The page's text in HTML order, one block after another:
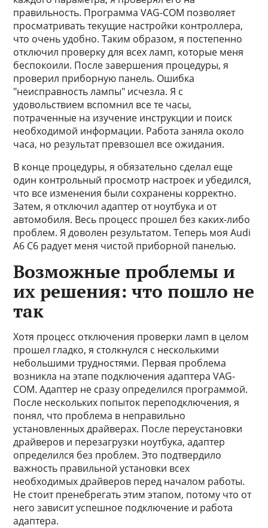
правильность. Программа VAG-COM позволяет
просматривать текущие настройки контроллера,
что очень удобно. Таким образом, я постепенно
отключил проверку для всех ламп, которые меня
беспокоили. После завершения процедуры, я
проверил приборную панель. Ошибка
"неисправность лампы" исчезла. Я с
удовольствием вспомнил все те часы,
потраченные на изучение инструкции и поиск
необходимой информации. Работа заняла около
часа, но результат превзошел все ожидания.
В конце процедуры, я обязательно сделал еще
один контрольный просмотр настроек и убедился,
что все изменения были сохранены корректно.
Затем, я отключил адаптер от ноутбука и от
автомобиля. Весь процесс прошел без каких-либо
проблем. Я доволен результатом. Теперь моя Audi
A6 C6 радует меня чистой приборной панелью.
Возможные проблемы и
их решения: что пошло не
так
Хотя процесс отключения проверки ламп в целом
прошел гладко, я столкнулся с несколькими
небольшими трудностями. Первая проблема
возникла на этапе подключения адаптера VAG-
COM. Адаптер не сразу определился программой.
После нескольких попыток переподключения, я
понял, что проблема в неправильно
установленных драйверах. После переустановки
драйверов и перезагрузки ноутбука, адаптер
определился без проблем. Это подтвердило
важность правильной установки всех
необходимых драйверов перед началом работы.
Не стоит пренебрегать этим этапом, потому что от
него зависит успешное подключение и работа
адаптера.